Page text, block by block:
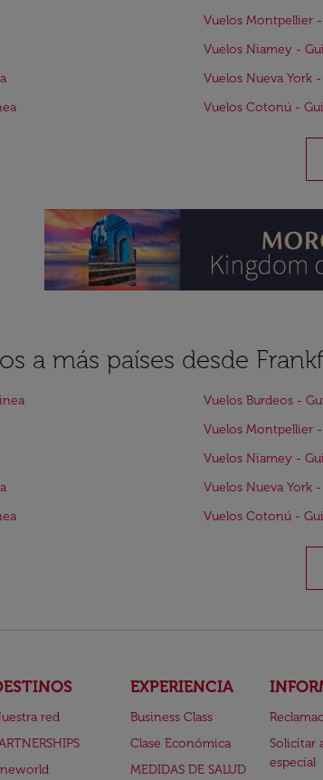
Vuelos Montpellier
Vuelos Niamey -
Vuelos Nueva York
Vuelos Cotonú -
a más países desde
Vuelos Burdeos -
Vuelos Montpellier
Vuelos Niamey -
Vuelos Nueva York
Vuelos Cotonú -
red
EXPERIENCIA
Business Class
Clase Económica
MEDIDAS DE SALUD
Solicitar
especial